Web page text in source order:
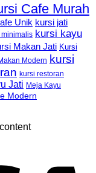
Cafe Murah
Unik kursi jati
minimalis kursi kayu
Makan Jati Kursi
Modern
kursi
kursi restoran
Jati Meja Kayu
Modern